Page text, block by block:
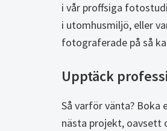
i vår proffsiga
i utomhusmiljö, eller
fotograferade på så
Upptäck
Så varför vänta?
nästa projekt, oavsett